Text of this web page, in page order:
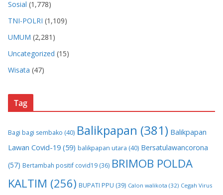
Sosial (1,778)
TNI-POLRI (1,109)
UMUM (2,281)
Uncategorized (15)
Wisata (47)
Tag
Bagi bagi sembako (40) Balikpapan (381) Balikpapan
Lawan Covid-19 (59) balikpapan utara (40) Bersatulawancorona
(57) Bertambah positif covid19 (36) BRIMOB POLDA
KALTIM (256) BUPATI PPU (39) Calon walikota (32) Cegah Virus